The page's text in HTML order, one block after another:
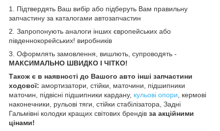
1. Підтвердять Ваш вибір або підберуть Вам правильну
запчастину за каталогами автозапчастин
2. Запропонують аналоги інших європейських або
південнокорейських! виробників
3. Оформлять замовлення, вишлють, супроводять -
МАКСИМАЛЬНО ШВИДКО І ЧІТКО!
Також є в наявності до Вашого авто інші запчастини
ходової: амортизатори, стійки, маточини , підшипники
маточин,
підвісні підшипники кардану, кульові опори , кермові
наконечники, рульові тяги, стійки стабілізатора, Задні
Гальмівні колодки кращих світових брендів за акційними
цінами!